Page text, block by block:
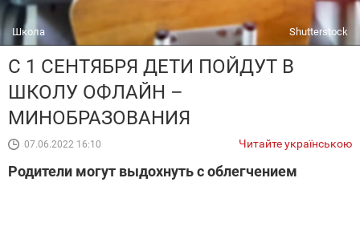
Школа Shutterstock
С 1 СЕНТЯБРЯ ДЕТИ ПОЙДУТ В
ШКОЛУ ОФЛАЙН –
МИНОБРАЗОВАНИЯ
07.06.2022 16:10 Читайте українською
Родители могут выдохнуть с облегчением